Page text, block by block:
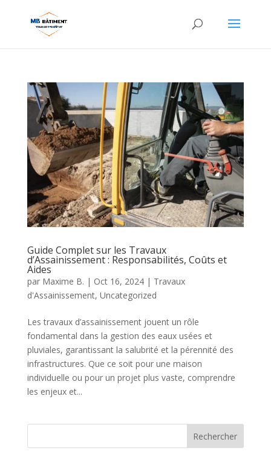
Guide Complet sur les Travaux
d’Assainissement : Responsabilités, Coûts et
Aides
par Maxime B. | Oct 16, 2024| Travaux
d'Assainissement, Uncategorized
Les travaux d’assainissement jouent un rôle
fondamental dans la gestion des eaux usées et
pluviales, garantissant la salubrité et la pérennité des
infrastructures. Que ce soit pour une maison
individuelle ou pour un projet plus vaste, comprendre
les enjeux et...
Rechercher